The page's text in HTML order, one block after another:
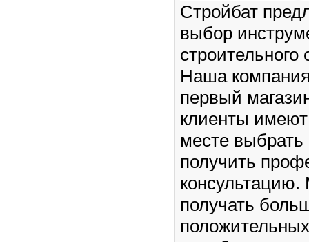
Стройбат
выбор
Наша
первый
клиенты
месте выбрать
получить
получать